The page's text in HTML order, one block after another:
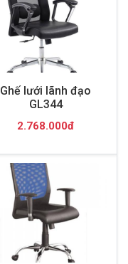
Ghế lưới lãnh đạo
GL344
2.768.000đ